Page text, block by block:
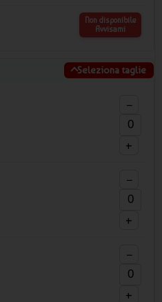
Non disponibile
Avvisami
Seleziona taglie
−
+
−
+
−
+